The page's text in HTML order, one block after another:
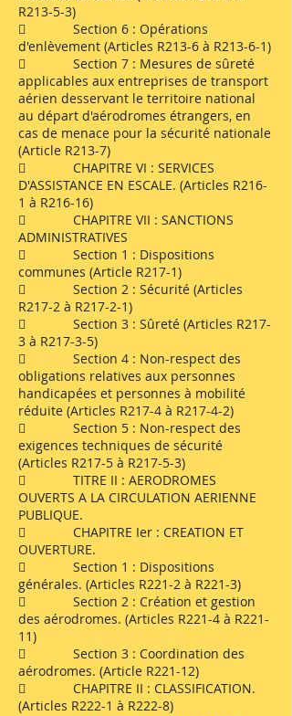
R213-5-3)
 Section 6 : Opérations
d'enlèvement (Articles R213-6 à R213-6-1)
 Section 7 : Mesures de sûreté
applicables aux entreprises de transport
aérien desservant le territoire national
au départ d'aérodromes étrangers, en
cas de menace pour la sécurité nationale
(Article R213-7)
 CHAPITRE VI : SERVICES
D'ASSISTANCE EN ESCALE. (Articles R216-
1 à R216-16)
 CHAPITRE VII : SANCTIONS
ADMINISTRATIVES
 Section 1 : Dispositions
communes (Article R217-1)
 Section 2 : Sécurité (Articles
R217-2 à R217-2-1)
 Section 3 : Sûreté (Articles R217-
3 à R217-3-5)
 Section 4 : Non-respect des
obligations relatives aux personnes
handicapées et personnes à mobilité
réduite (Articles R217-4 à R217-4-2)
 Section 5 : Non-respect des
exigences techniques de sécurité
(Articles R217-5 à R217-5-3)
 TITRE II : AERODROMES
OUVERTS A LA CIRCULATION AERIENNE
PUBLIQUE.
 CHAPITRE Ier : CREATION ET
OUVERTURE.
 Section 1 : Dispositions
générales. (Articles R221-2 à R221-3)
 Section 2 : Création et gestion
des aérodromes. (Articles R221-4 à R221-
11)
 Section 3 : Coordination des
aérodromes. (Article R221-12)
 CHAPITRE II : CLASSIFICATION.
(Articles R222-1 à R222-8)